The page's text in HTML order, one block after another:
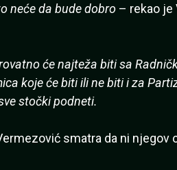
neće da bude dobro– rekao je
će najteža biti sa
koje će biti ili ne biti i za
stočki podneti.
smatra da ni njegov